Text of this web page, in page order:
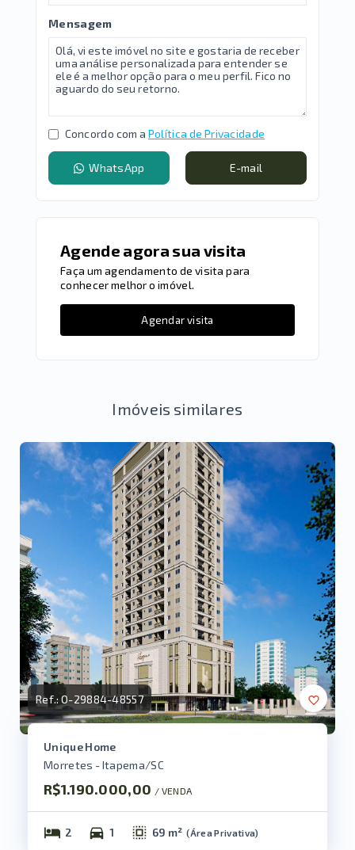
Mensagem
Concordo com a Política de Privacidade
WhatsApp E-mail
Agende agora sua visita
Faça um agendamento de visita para
conhecer melhor o imóvel.
Agendar visita
Imóveis similares
Ref.:O-29884-48557
Unique Home
Morretes - Itapema/SC
R$1.190.000,00 / VENDA
2 1 69 m² (Área Privativa)